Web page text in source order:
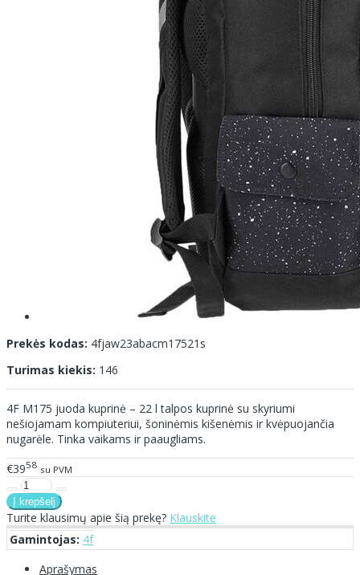
Prekės kodas: 4fjaw23abacm17521s
Turimas kiekis: 146
4F M175 juoda kuprinė – 22 l talpos kuprinė su skyriumi
nešiojamam kompiuteriui, šoninėmis kišenėmis ir kvėpuojančia
nugarėle. Tinka vaikams ir paaugliams.
€3958 su PVM
Turite klausimų apie šią prekę? Klauskite
Gamintojas: 4f
Aprašymas